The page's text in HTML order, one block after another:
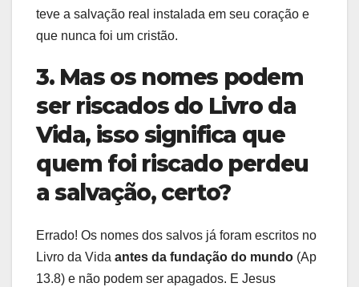
teve a salvação real instalada em seu coração e
que nunca foi um cristão.
3. Mas os nomes podem
ser riscados do Livro da
Vida, isso significa que
quem foi riscado perdeu
a salvação, certo?
Errado! Os nomes dos salvos já foram escritos no
Livro da Vida antes da fundação do mundo (Ap
13.8) e não podem ser apagados. E Jesus